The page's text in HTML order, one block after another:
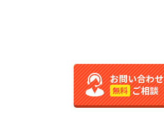
お問い合わせ
無料 ご相談